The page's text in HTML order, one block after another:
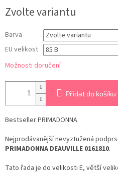
cena:
Zvolte variantu
Barva
EU velikost
Možnosti doručení
Přidat do košíku
Bestseller PRIMADONNA
Nejprodávanější nevyztužená
PRIMADONNA DEAUVILLE 0161810.
Tato řada je do velikosti E, větší